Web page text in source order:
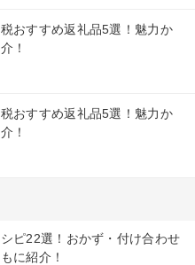
おすすめ返礼品5選！魅力か
！
おすすめ返礼品5選！魅力か
！
ピ22選！おかず・付け合わせ
に紹介！